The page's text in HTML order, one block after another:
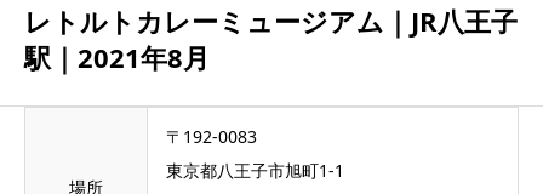
レトルトカレーミュージアム｜JR八王子
駅｜2021年8月
場所
〒192-0083
東京都八王子市旭町1-1